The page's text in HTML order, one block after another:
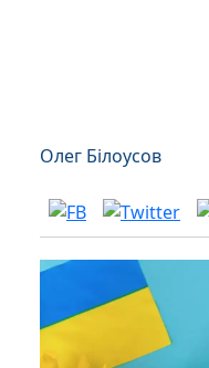
Олег Білоусов